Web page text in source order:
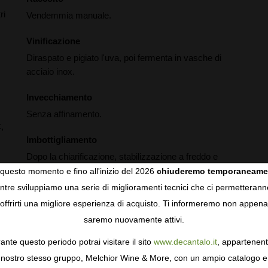
Vendemmia manuale.
Vinificazione
Diraspato e pigiato l'uva, poi fermenta in vasche di
acciaio inox.
Invecchiamento
Senza affinamento.
Imbottigliamento
Dopo la chiarificazione, stabilizzazione a freddo e
filtrazione.
COOKIES
come i cookie per personalizzare e mejorar la tua
sulla privacy
per saperne di più, o gestisci le tue
Consenso.
momento e fino all'inizio del 2026 chiuderemo
sviluppiamo una serie di miglioramenti tecnici che ci
offrirti una migliore esperienza di acquisto. Ti informeremo non appena
saremo nuovamente attivi.
questo periodo potrai visitare il sito www.decantalo.it,
nostro stesso gruppo, Melchior Wine & More, con un ampio catalogo e